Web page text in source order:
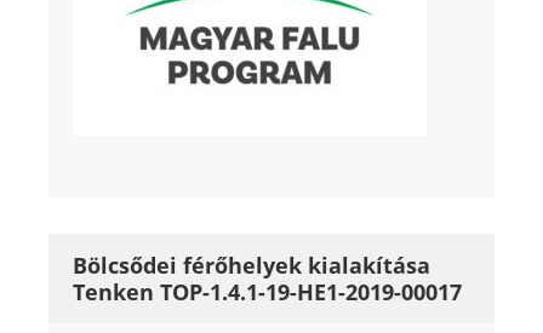
Bölcsődei férőhelyek kialakítása
Tenken TOP-1.4.1-19-HE1-2019-00017